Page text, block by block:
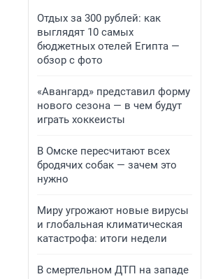
Отдых за 300 рублей: как
выглядят 10 самых
бюджетных отелей Египта —
обзор с фото
«Авангард» представил форму
нового сезона — в чем будут
играть хоккеисты
В Омске пересчитают всех
бродячих собак — зачем это
нужно
Миру угрожают новые вирусы
и глобальная климатическая
катастрофа: итоги недели
В смертельном ДТП на западе